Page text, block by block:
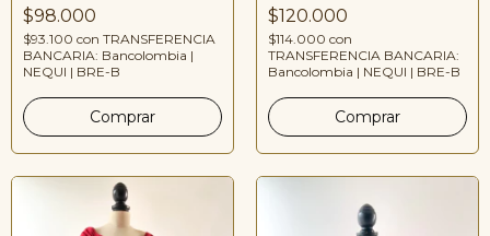
$98.000
$93.100 con TRANSFERENCIA
BANCARIA: Bancolombia |
NEQUI | BRE-B
$120.000
$114.000 con
TRANSFERENCIA BANCARIA:
Bancolombia | NEQUI | BRE-B